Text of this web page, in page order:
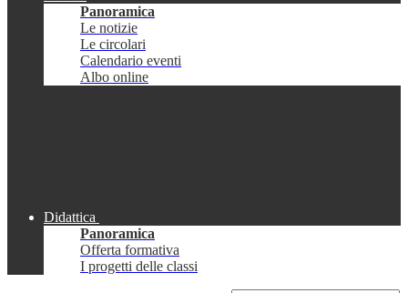
Panoramica
Le notizie
Le circolari
Calendario eventi
Albo online
Didattica
Panoramica
Offerta formativa
I progetti delle classi